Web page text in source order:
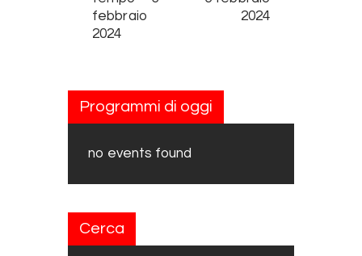
febbraio
2024
2024
Programmi di oggi
no events found
Cerca